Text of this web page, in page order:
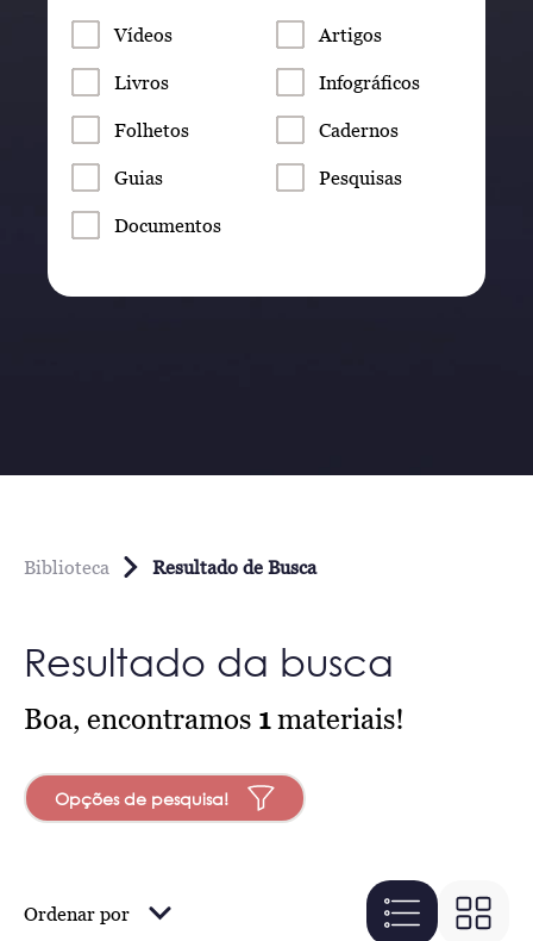
Vídeos Artigos
Livros Infográficos
Folhetos Cadernos
Guias Pesquisas
Documentos
Biblioteca Resultado de Busca
Resultado da busca
Boa, encontramos 1materiais!
Opções de pesquisa!
Ordenar por